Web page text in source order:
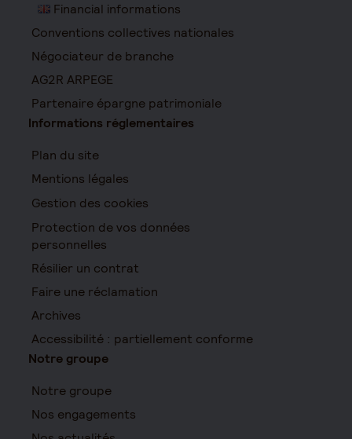
Financial informations
Conventions collectives nationales
Négociateur de branche
AG2R ARPEGE
Partenaire épargne patrimoniale
Informations réglementaires
Plan du site
Mentions légales
Gestion des cookies
Protection de vos données
personnelles
Résilier un contrat
Faire une réclamation
Archives
Accessibilité : partiellement conforme
Notre groupe
Notre groupe
Nos engagements